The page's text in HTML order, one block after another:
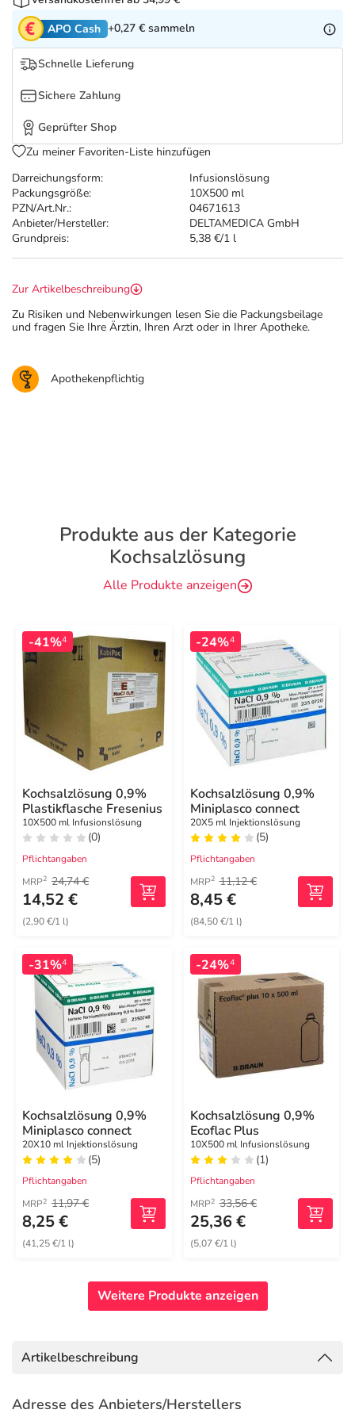
Tierapotheke
Vitamine & Mineralstoffe
Marken
Salus Deals
Darreichungsform:
Infusionslösung
Packungsgröße:
10X500 ml
PZN/Art.Nr.:
04671613
Anbieter/Hersteller:
DELTAMEDICA GmbH
Grundpreis:
5,38 €/1 l
APO Cash +0,27 € sammeln
Schnelle Lieferung
Sichere Zahlung
Geprüfter Shop
Zu meiner Favoriten-Liste hinzufügen
Zur Artikelbeschreibung
Zu Risiken und Nebenwirkungen lesen Sie die Packungsbeilage
und fragen Sie Ihre Ärztin, Ihren Arzt oder in Ihrer Apotheke.
Apothekenpflichtig
Produkte aus der Kategorie
Kochsalzlösung
Alle Produkte anzeigen
-41%4
Kochsalzlösung 0,9%
Plastikflasche Fresenius
10X500 ml Infusionslösung
(0)
Pflichtangaben
MRP2 24,74 €
14,52 €
(2,90 €/1 l)
-24%4
Kochsalzlösung 0,9%
Miniplasco connect
20X5 ml Injektionslösung
(5)
Pflichtangaben
MRP2 11,12 €
8,45 €
(84,50 €/1 l)
-31%4
Kochsalzlösung 0,9%
Miniplasco connect
20X10 ml Injektionslösung
(5)
Pflichtangaben
MRP2 11,97 €
8,25 €
(41,25 €/1 l)
-24%4
Kochsalzlösung 0,9%
Ecoflac Plus
10X500 ml Infusionslösung
(1)
Pflichtangaben
MRP2 33,56 €
25,36 €
(5,07 €/1 l)
Weitere Produkte anzeigen
Artikelbeschreibung
Adresse des Anbieters/Herstellers